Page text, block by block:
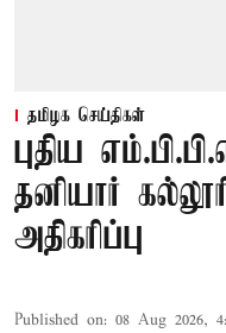
தமிழக செய்திகள்
புதிய
தனியார்
அதிகரிப்பு
Published on: 08 Aug 2026,